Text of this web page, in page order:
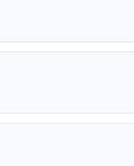
Romagna. Per